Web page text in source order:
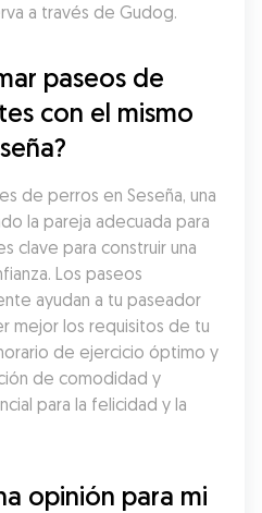
a través de Gudog.
paseos de
con el mismo
de perros en Seseña, una
la pareja adecuada para
clave para construir una
Los paseos
ayudan a tu paseador
mejor los requisitos de tu
de ejercicio óptimo y
de comodidad y
para la felicidad y la
opinión para mi